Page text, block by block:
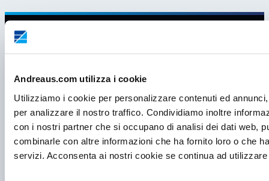
Andreaus.com utilizza i cookie
Utilizziamo i cookie per personalizzare contenuti ed
per analizzare il nostro traffico. Condividiamo inoltre
con i nostri partner che si occupano di analisi dei dati web,
combinarle con altre informazioni che ha fornito loro o che
servizi. Acconsenta ai nostri cookie se continua ad